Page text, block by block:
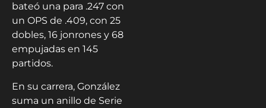
bateó una para .247 con
un OPS de .409, con 25
dobles, 16 jonrones y 68
empujadas en 145
partidos.
En su carrera, González
suma un anillo de Serie